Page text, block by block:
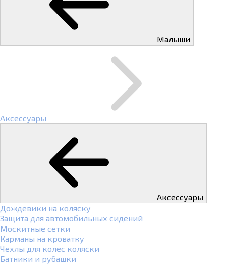
Малыши
Аксессуары
Аксессуары
Дождевики на коляску
Защита для автомобильных сидений
Москитные сетки
Карманы на кроватку
Чехлы для колес коляски
Батники и рубашки